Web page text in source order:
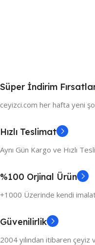
Süper İndirim
ceyizci.com her hafta yeni
Hızlı Teslimat
Aynı Gün Kargo ve Hızlı
%100 Orjinal Ürün
+1000 Üzerinde kendi
Güvenilirlik
2004 yılından itibaren